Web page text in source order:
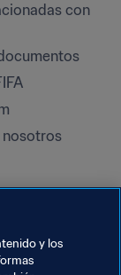
con
nosotros
y los